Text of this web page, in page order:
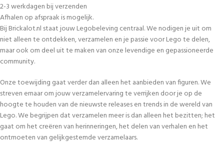
2-3 werkdagen bij verzenden
Afhalen op afspraak is mogelijk.
Bij Brickalot.nl staat jouw Legobeleving centraal. We nodigen je uit om
niet alleen te ontdekken, verzamelen en je passie voor Lego te delen,
maar ook om deel uit te maken van onze levendige en gepassioneerde
community.
Onze toewijding gaat verder dan alleen het aanbieden van figuren. We
streven ernaar om jouw verzamelervaring te verrijken door je op de
hoogte te houden van de nieuwste releases en trends in de wereld van
Lego. We begrijpen dat verzamelen meer is dan alleen het bezitten; het
gaat om het creëren van herinneringen, het delen van verhalen en het
ontmoeten van gelijkgestemde verzamelaars.